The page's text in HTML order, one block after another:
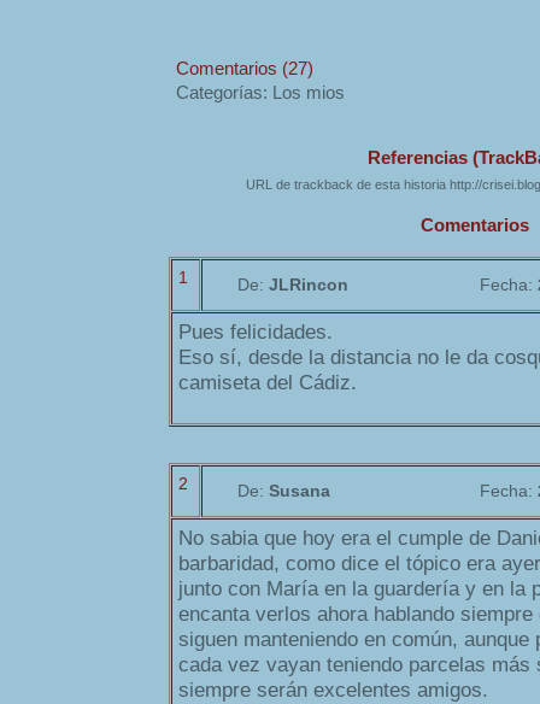
Comentarios (27)
Categorías: Los mios
Referencias
URL de trackback de esta historia http://
Comentarios
1 De: JLRincon Fecha:
Pues felicidades.
Eso sí, desde la distancia no le da
camiseta del Cádiz.
2 De: Susana Fecha:
No sabia que hoy era el cumple de
barbaridad, como dice el tópico era
junto con María en la guardería y en la
encanta verlos ahora hablando siempre
siguen manteniendo en común,
cada vez vayan teniendo parcelas más
siempre serán excelentes amigos.